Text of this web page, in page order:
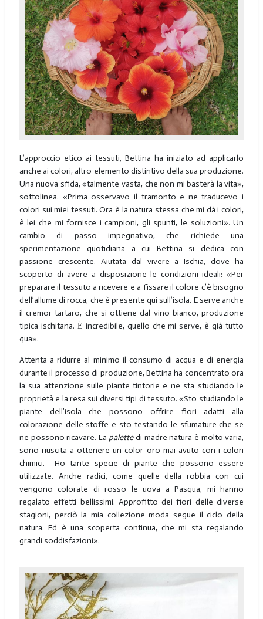
L’approccio etico ai tessuti, Bettina ha iniziato ad applicarlo
anche ai colori, altro elemento distintivo della sua produzione.
Una nuova sfida, «talmente vasta, che non mi basterà la vita»,
sottolinea. «Prima osservavo il tramonto e ne traducevo i
colori sui miei tessuti. Ora è la natura stessa che mi dà i colori,
è lei che mi fornisce i campioni, gli spunti, le soluzioni». Un
cambio di passo impegnativo, che richiede una
sperimentazione quotidiana a cui Bettina si dedica con
passione crescente. Aiutata dal vivere a Ischia, dove ha
scoperto di avere a disposizione le condizioni ideali: «Per
preparare il tessuto a ricevere e a fissare il colore c’è bisogno
dell’allume di rocca, che è presente qui sull’isola. E serve anche
il cremor tartaro, che si ottiene dal vino bianco, produzione
tipica ischitana. Ė incredibile, quello che mi serve, è già tutto
qua».
Attenta a ridurre al minimo il consumo di acqua e di energia
durante il processo di produzione, Bettina ha concentrato ora
la sua attenzione sulle piante tintorie e ne sta studiando le
proprietà e la resa sui diversi tipi di tessuto. «Sto studiando le
piante dell’isola che possono offrire fiori adatti alla
colorazione delle stoffe e sto testando le sfumature che se
ne possono ricavare. La palettedi madre natura è molto varia,
sono riuscita a ottenere un color oro mai avuto con i colori
chimici. Ho tante specie di piante che possono essere
utilizzate. Anche radici, come quelle della robbia con cui
vengono colorate di rosso le uova a Pasqua, mi hanno
regalato effetti bellissimi. Approfitto dei fiori delle diverse
stagioni, perciò la mia collezione moda segue il ciclo della
natura. Ed è una scoperta continua, che mi sta regalando
grandi soddisfazioni».